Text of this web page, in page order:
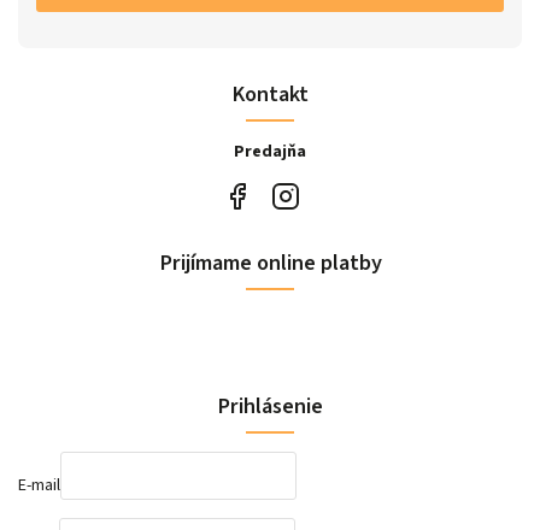
Kontakt
Predajňa
Prijímame online platby
Prihlásenie
E-mail